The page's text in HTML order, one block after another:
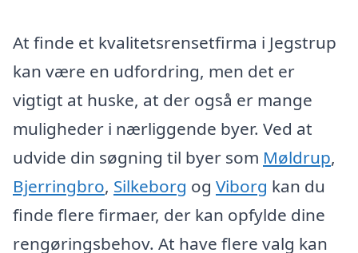
At finde et kvalitetsrensetfirma i Jegstrup
kan være en udfordring, men det er
vigtigt at huske, at der også er mange
muligheder i nærliggende byer. Ved at
udvide din søgning til byer som Møldrup,
Bjerringbro, Silkeborg og Viborg kan du
finde flere firmaer, der kan opfylde dine
rengøringsbehov. At have flere valg kan